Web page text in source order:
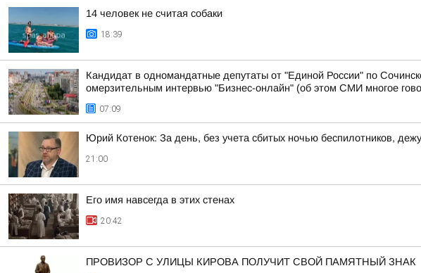
14 человек не считая собаки
18:39
Кандидат в одномандатные депутаты от "Единой России" по
омерзительным интервью "Бизнес-онлайн" (об этом СМИ многое
07:09
Юрий Котенок: За день, без учета сбитых ночью беспилотников,
21:00
Его имя навсегда в этих стенах
20:42
ПРОВИЗОР С УЛИЦЫ КИРОВА ПОЛУЧИТ СВОЙ ПАМЯТНЫЙ ЗНАК